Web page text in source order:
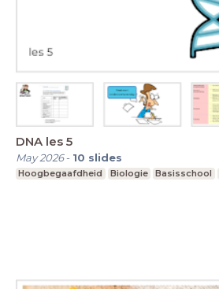
DNA les 5
May 2026- 10 slides
Hoogbegaafdheid Biologie Basisschool